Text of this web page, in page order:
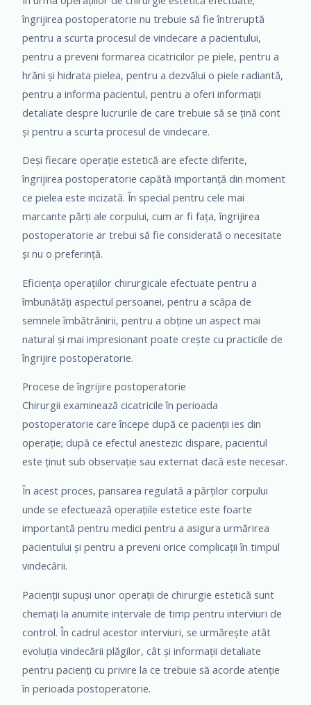
îngrijirea postoperatorie nu trebuie să fie întreruptă
pentru a scurta procesul de vindecare a pacientului,
pentru a preveni formarea cicatricilor pe piele, pentru a
hrăni și hidrata pielea, pentru a dezvălui o piele radiantă,
pentru a informa pacientul, pentru a oferi informații
detaliate despre lucrurile de care trebuie să se țină cont
și pentru a scurta procesul de vindecare.
Deși fiecare operație estetică are efecte diferite,
îngrijirea postoperatorie capătă importanță din moment
ce pielea este incizată. În special pentru cele mai
marcante părți ale corpului, cum ar fi fața, îngrijirea
postoperatorie ar trebui să fie considerată o necesitate
și nu o preferință.
Eficiența operațiilor chirurgicale efectuate pentru a
îmbunătăți aspectul persoanei, pentru a scăpa de
semnele îmbătrânirii, pentru a obține un aspect mai
natural și mai impresionant poate crește cu practicile de
îngrijire postoperatorie.
Procese de îngrijire postoperatorie
Chirurgii examinează cicatricile în perioada
postoperatorie care începe după ce pacienții ies din
operație; după ce efectul anestezic dispare, pacientul
este ținut sub observație sau externat dacă este necesar.
În acest proces, pansarea regulată a părților corpului
unde se efectuează operațiile estetice este foarte
importantă pentru medici pentru a asigura urmărirea
pacientului și pentru a preveni orice complicații în timpul
vindecării.
Pacienții supuși unor operații de chirurgie estetică sunt
chemați la anumite intervale de timp pentru interviuri de
control. În cadrul acestor interviuri, se urmărește atât
evoluția vindecării plăgilor, cât și informații detaliate
pentru pacienți cu privire la ce trebuie să acorde atenție
în perioada postoperatorie.